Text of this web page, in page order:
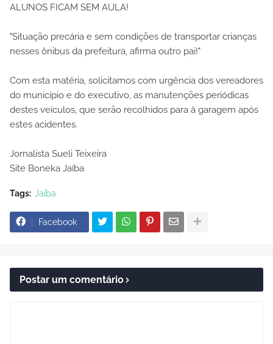
ALUNOS FICAM SEM AULA!
"Situação precária e sem condições de transportar crianças
nesses ônibus da prefeitura, afirma outro pai!"
Com esta matéria, solicitamos com urgência dos vereadores
do município e do executivo, as manutenções periódicas
destes veículos, que serão recolhidos para à garagem após
estes acidentes.
Jornalista Sueli Teixeira
Site Boneka Jaíba
Tags: Jaíba
Facebook
Postar um comentário